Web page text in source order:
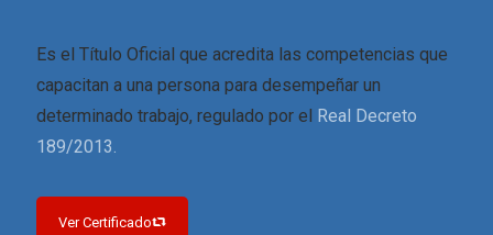
Es el Título Oficial que acredita las competencias que
capacitan a una persona para desempeñar un
determinado trabajo, regulado por el Real Decreto
189/2013.
Ver Certificado